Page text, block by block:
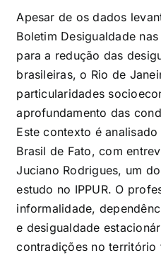
Apesar de os dados
Boletim Desigualdade
para a redução das
brasileiras, o Rio de
particularidades
aprofundamento das
Este contexto é
Brasil de Fato, com
Juciano Rodrigues, um
estudo no IPPUR. O
informalidade,
e desigualdade
contradições no território